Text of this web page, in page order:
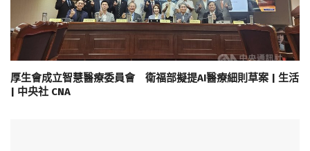
厚生會成立智慧醫療委員會 衛福部擬提AI醫療細則草案 | 生活
| 中央社 CNA